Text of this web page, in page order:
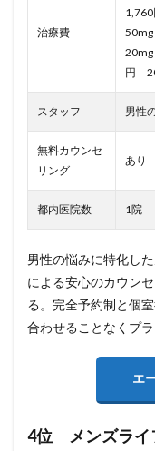
治療費
1,760
円
スタッフ 男性
無料カウンセ
リング
あり
都内医院数 1院
男性の悩みに特化し
による安心のカウン
る。完全予約制と個
合わせることなくプ
エ
4位 メンズライ